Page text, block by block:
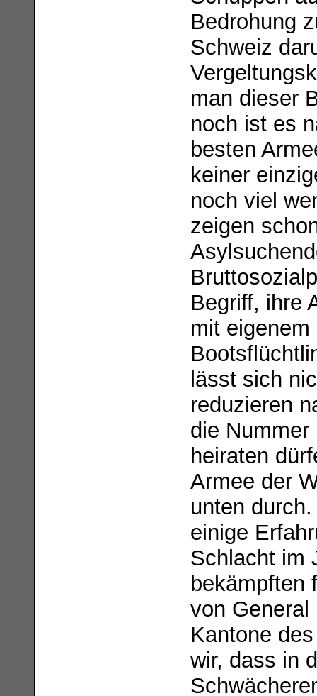
Bedrohung
Schweiz
man dieser
noch ist es
besten
keiner
noch viel
zeigen
Begriff, ihre
mit
lässt sich
reduzieren
die
heiraten
Armee der
unten
einige
Schlacht im
bekämpften
von General
Kantone
wir, dass in